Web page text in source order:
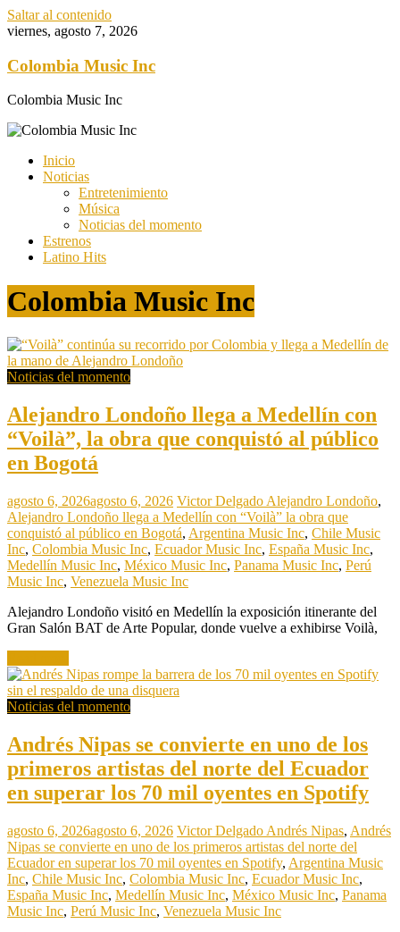
Saltar al contenido
viernes, agosto 7, 2026
Colombia Music Inc
Colombia Music Inc
Inicio
Noticias
Entretenimiento
Música
Noticias del momento
Estrenos
Latino Hits
Colombia Music Inc
Noticias del momento
Alejandro Londoño llega a Medellín con
“Voilà”, la obra que conquistó al público
en Bogotá
agosto 6, 2026agosto 6, 2026 Victor Delgado Alejandro Londoño,
Alejandro Londoño llega a Medellín con “Voilà” la obra que
conquistó al público en Bogotá, Argentina Music Inc, Chile Music
Inc, Colombia Music Inc, Ecuador Music Inc, España Music Inc,
Medellín Music Inc, México Music Inc, Panama Music Inc, Perú
Music Inc, Venezuela Music Inc
Alejandro Londoño visitó en Medellín la exposición itinerante del
Gran Salón BAT de Arte Popular, donde vuelve a exhibirse Voilà,
Noticias del momento
Andrés Nipas se convierte en uno de los
primeros artistas del norte del Ecuador
en superar los 70 mil oyentes en Spotify
agosto 6, 2026agosto 6, 2026 Victor Delgado Andrés Nipas, Andrés
Nipas se convierte en uno de los primeros artistas del norte del
Ecuador en superar los 70 mil oyentes en Spotify, Argentina Music
Inc, Chile Music Inc, Colombia Music Inc, Ecuador Music Inc,
España Music Inc, Medellín Music Inc, México Music Inc, Panama
Music Inc, Perú Music Inc, Venezuela Music Inc